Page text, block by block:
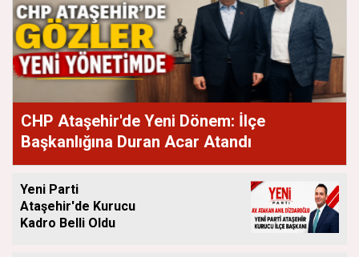
CHP Ataşehir'de Yeni Dönem: İlçe
Başkanlığına Duran Acar Atandı
Yeni Parti
Ataşehir'de Kurucu
Kadro Belli Oldu